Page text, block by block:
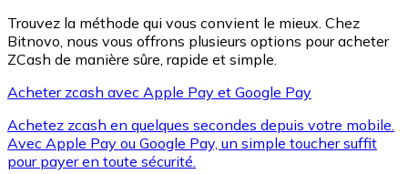
XRP
XRP
Trouvez la méthode qui vous convient le mieux. Chez
Bitnovo, nous vous offrons plusieurs options pour acheter
ZCash de manière sûre, rapide et simple.
Acheter zcash avec Apple Pay et Google Pay
Achetez zcash en quelques secondes depuis votre mobile.
Avec Apple Pay ou Google Pay, un simple toucher suffit
pour payer en toute sécurité.